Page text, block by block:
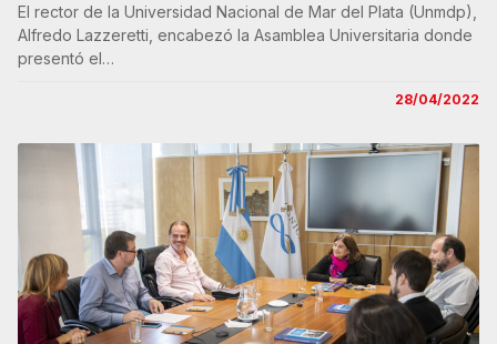
El rector de la Universidad Nacional de Mar del Plata (Unmdp),
Alfredo Lazzeretti, encabezó la Asamblea Universitaria donde
presentó el…
28/04/2022